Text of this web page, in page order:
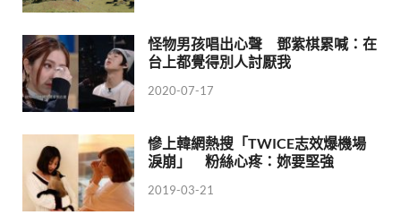
怪物男孩唱出心聲 鄧紫棋累喊：在
台上都覺得別人討厭我
2020-07-17
慘上韓網熱搜「TWICE志效爆機場
淚崩」 粉絲心疼：妳要堅強
2019-03-21